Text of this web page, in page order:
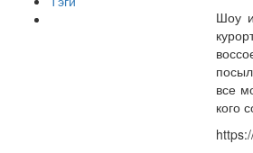
Шоу
все
кого